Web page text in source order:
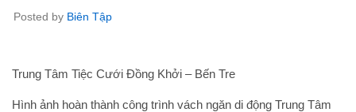
Posted by Biên Tập
Trung Tâm Tiệc Cưới Đồng Khởi – Bến Tre
Hình ảnh hoàn thành công trình vách ngăn di động Trung Tâm